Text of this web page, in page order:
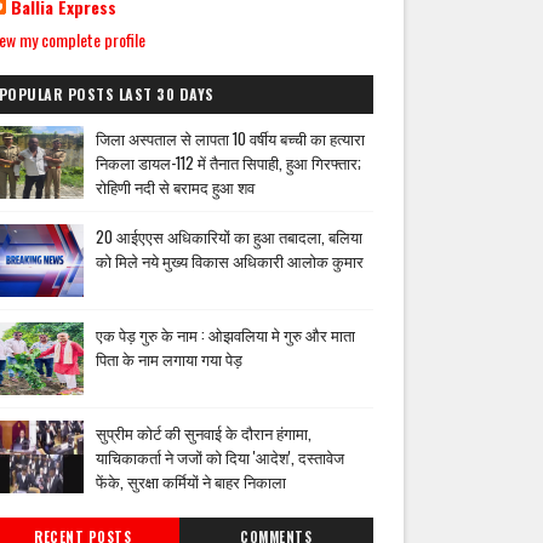
Ballia Express
my complete profile
POSTS LAST 30 DAYS
जिला अस्पताल से लापता 10 वर्षीय बच्ची का हत्यारा
निकला डायल-112 में तैनात सिपाही, हुआ गिरफ्तार;
रोहिणी नदी से बरामद हुआ शव
20 आईएएस अधिकारियों का हुआ तबादला, बलिया
को मिले नये मुख्य विकास अधिकारी आलोक कुमार
एक पेड़ गुरु के नाम : ओझवलिया मे गुरु और माता
पिता के नाम लगाया गया पेड़
सुप्रीम कोर्ट की सुनवाई के दौरान हंगामा,
याचिकाकर्ता ने जजों को दिया 'आदेश', दस्तावेज
फेंके, सुरक्षा कर्मियों ने बाहर निकाला
RECENT POSTS COMMENTS